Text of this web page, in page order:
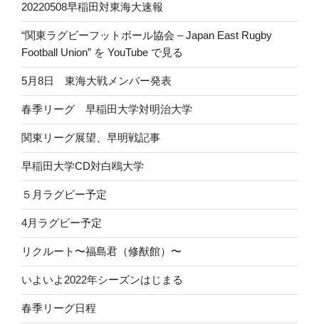
20220508早稲田対東海大速報
“関東ラグビーフットボール協会 – Japan East Rugby
Football Union” を YouTube で見る
5月8日 東海大戦メンバー発表
春季リーグ 早稲田大学対明治大学
関東リーグ展望、早明戦記事
早稲田大学CD対白鴎大学
５月ラグビー予定
4月ラグビー予定
リクルート〜福島君（修猷館）〜
いよいよ2022年シーズンはじまる
春季リーグ日程